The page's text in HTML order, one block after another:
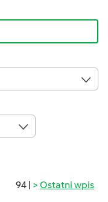
94 | Ostatni wpis